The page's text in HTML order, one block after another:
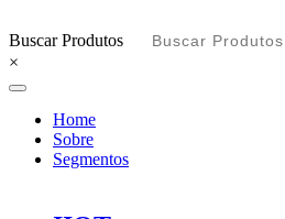
Buscar Produtos
×
Home
Sobre
Segmentos